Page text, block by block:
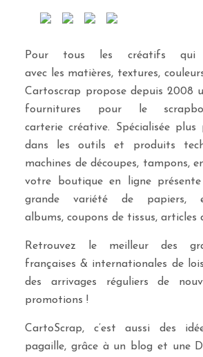
Pour tous les créatifs qui
avec les matières, textures,
Cartoscrap propose depuis 2008
fournitures pour le
carterie créative. Spécialisée plus
dans les outils et produits
machines de découpes, tampons,
votre boutique en ligne
grande variété de papiers,
albums, coupons de tissus, articles
Retrouvez le meilleur des
françaises & internationales de
des arrivages réguliers de
promotions !
CartoScrap, c’est aussi des
pagaille, grâce à un blog et une